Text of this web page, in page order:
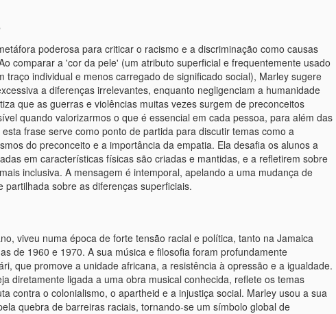
poderosa para criticar o racismo e a discriminação como causas
comparar a 'cor da pele' (um atributo superficial e frequentemente usado
traço individual e menos carregado de significado social), Marley sugere
a diferenças irrelevantes, enquanto negligenciam a humanidade
que as guerras e violências muitas vezes surgem de preconceitos
quando valorizarmos o que é essencial em cada pessoa, para além das
frase serve como ponto de partida para discutir temas como a
do preconceito e a importância da empatia. Ela desafia os alunos a
em características físicas são criadas e mantidas, e a refletirem sobre
inclusiva. A mensagem é intemporal, apelando a uma mudança de
sobre as diferenças superficiais.
viveu numa época de forte tensão racial e política, tanto na Jamaica
de 1960 e 1970. A sua música e filosofia foram profundamente
que promove a unidade africana, a resistência à opressão e a igualdade.
diretamente ligada a uma obra musical conhecida, reflete os temas
contra o colonialismo, o apartheid e a injustiça social. Marley usou a sua
quebra de barreiras raciais, tornando-se um símbolo global de